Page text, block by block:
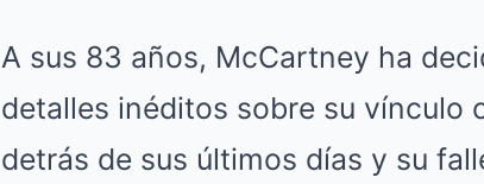
A sus 83 años, McCartney ha
detalles inéditos sobre su vínculo
detrás de sus últimos días y su